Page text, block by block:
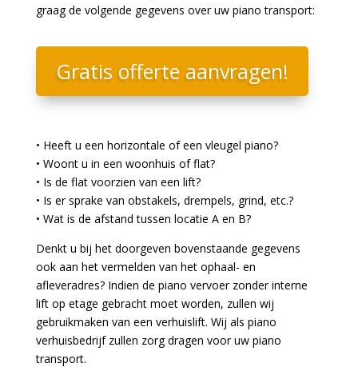
graag de volgende gegevens over uw piano transport:
Gratis offerte aanvragen!
• Heeft u een horizontale of een vleugel piano?
• Woont u in een woonhuis of flat?
• Is de flat voorzien van een lift?
• Is er sprake van obstakels, drempels, grind, etc.?
• Wat is de afstand tussen locatie A en B?
Denkt u bij het doorgeven bovenstaande gegevens
ook aan het vermelden van het ophaal- en
afleveradres? Indien de piano vervoer zonder interne
lift op etage gebracht moet worden, zullen wij
gebruikmaken van een verhuislift. Wij als piano
verhuisbedrijf zullen zorg dragen voor uw piano
transport.